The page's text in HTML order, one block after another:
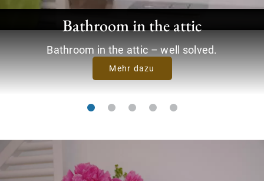
Bathroom in the attic
Bathroom in the attic – well solved.
Mehr dazu